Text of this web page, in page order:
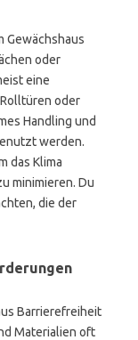
Gewächshaus
oder
eine
oder
Handling und
werden.
das Klima
minimieren. Du
die der
Barrierefreiheit
Materialien oft